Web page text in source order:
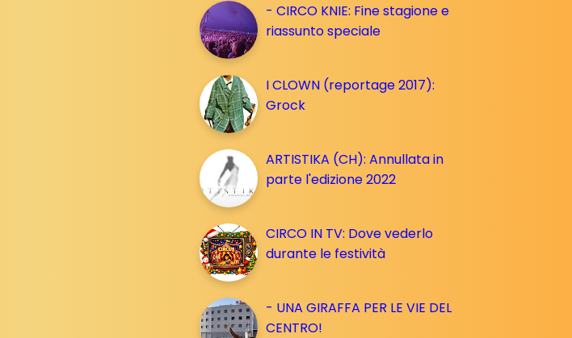
- CIRCO KNIE: Fine stagione e
riassunto speciale
I CLOWN (reportage 2017):
Grock
ARTISTIKA (CH): Annullata in
parte l'edizione 2022
CIRCO IN TV: Dove vederlo
durante le festività
- UNA GIRAFFA PER LE VIE DEL
CENTRO!